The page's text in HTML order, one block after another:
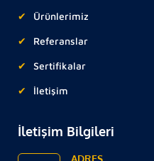
Ürünlerimiz
Referanslar
Sertifikalar
İletişim
İletişim Bilgileri
ADRES